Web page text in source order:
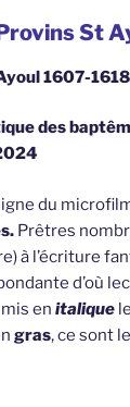
St
1607-1618
des
du
Prêtres
à l’écriture
d’où
en italique
gras, ce sont